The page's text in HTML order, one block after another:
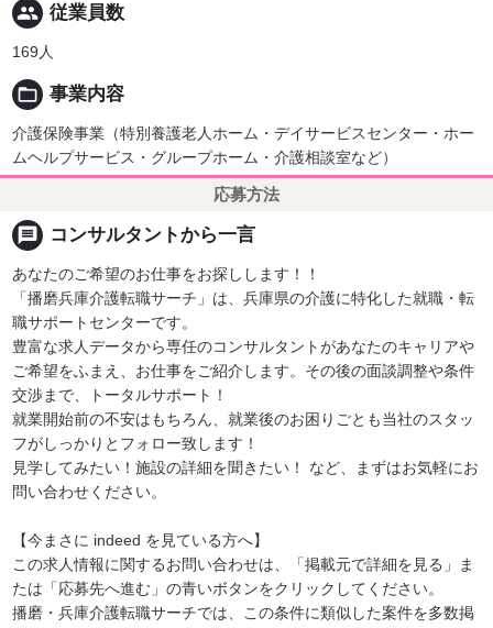
people 従業員数
169人
folder_open 事業内容
介護保険事業（特別養護老人ホーム・デイサービスセンター・ホー
ムヘルプサービス・グループホーム・介護相談室など）
応募方法
message コンサルタントから一言
あなたのご希望のお仕事をお探しします！！
「播磨兵庫介護転職サーチ」は、兵庫県の介護に特化した就職・転
職サポートセンターです。
豊富な求人データから専任のコンサルタントがあなたのキャリアや
ご希望をふまえ、お仕事をご紹介します。その後の面談調整や条件
交渉まで、トータルサポート！
就業開始前の不安はもちろん、就業後のお困りごとも当社のスタッ
フがしっかりとフォロー致します！
見学してみたい！施設の詳細を聞きたい！ など、まずはお気軽にお
問い合わせください。
【今まさに indeed を見ている方へ】
この求人情報に関するお問い合わせは、「掲載元で詳細を見る」ま
たは「応募先へ進む」の青いボタンをクリックしてください。
播磨・兵庫介護転職サーチでは、この条件に類似した案件を多数掲